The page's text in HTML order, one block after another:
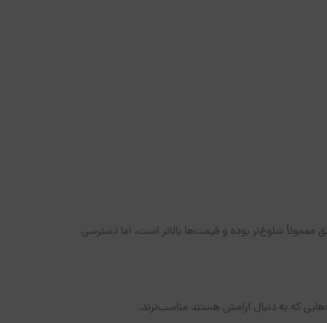
شلوغ‌تر بوده و قیمت‌ها بالاتر است، اما دسترسی
که به دنبال آرامش هستند مناسب‌ترند.